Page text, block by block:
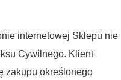
internetowej Sklepu nie
Cywilnego. Klient
zakupu określonego